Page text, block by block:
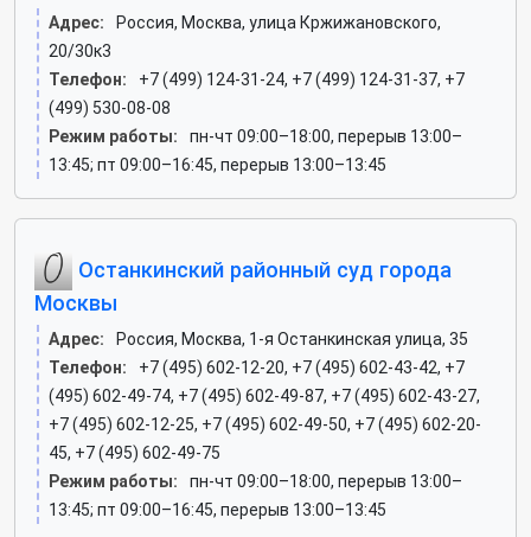
Адрес:
Россия, Москва, улица Кржижановского,
20/30к3
Телефон:
+7 (499) 124-31-24, +7 (499) 124-31-37, +7
(499) 530-08-08
Режим работы:
пн-чт 09:00–18:00, перерыв 13:00–
13:45; пт 09:00–16:45, перерыв 13:00–13:45
Останкинский районный суд города
Москвы
Адрес:
Россия, Москва, 1-я Останкинская улица, 35
Телефон:
+7 (495) 602-12-20, +7 (495) 602-43-42, +7
(495) 602-49-74, +7 (495) 602-49-87, +7 (495) 602-43-27,
+7 (495) 602-12-25, +7 (495) 602-49-50, +7 (495) 602-20-
45, +7 (495) 602-49-75
Режим работы:
пн-чт 09:00–18:00, перерыв 13:00–
13:45; пт 09:00–16:45, перерыв 13:00–13:45